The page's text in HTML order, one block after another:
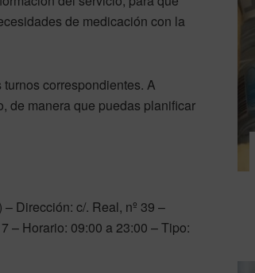
de medicación con la
correspondientes. A
de manera que puedas planificar
– Dirección: c/. Real, nº 39 –
– Horario: 09:00 a 23:00 – Tipo: